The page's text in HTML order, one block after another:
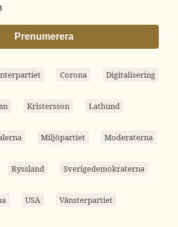
Prenumerera
Corona Digitalisering
Kristersson Lathund
Miljöpartiet Moderaterna
Ryssland Sverigedemokraterna
USA Vänsterpartiet